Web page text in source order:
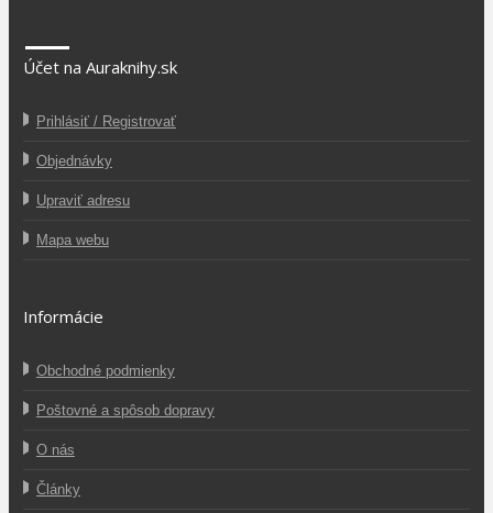
Účet na Auraknihy.sk
Prihlásiť / Registrovať
Objednávky
Upraviť adresu
Mapa webu
Informácie
Obchodné podmienky
Poštovné a spôsob dopravy
O nás
Články